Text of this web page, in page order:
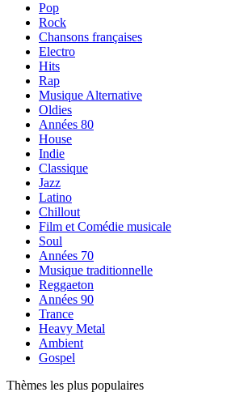
Pop
Rock
Chansons françaises
Electro
Hits
Rap
Musique Alternative
Oldies
Années 80
House
Indie
Classique
Jazz
Latino
Chillout
Film et Comédie musicale
Soul
Années 70
Musique traditionnelle
Reggaeton
Années 90
Trance
Heavy Metal
Ambient
Gospel
Thèmes les plus populaires